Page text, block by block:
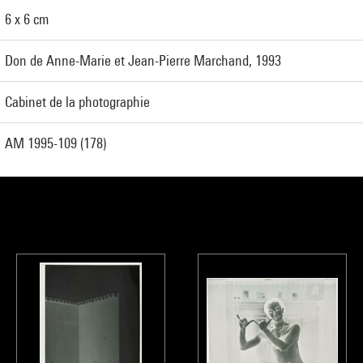
6 x 6 cm
Don de Anne-Marie et Jean-Pierre Marchand, 1993
Cabinet de la photographie
AM 1995-109 (178)